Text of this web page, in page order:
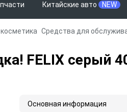
Китайские авто NEW
Средства для
FELIX серый
Основная информация